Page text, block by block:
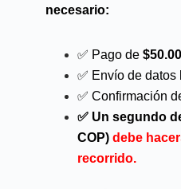
necesario:
✅ Pago de
✅ Envío de
✅ Confirmación
✅ Un segundo
COP) debe
recorrido.